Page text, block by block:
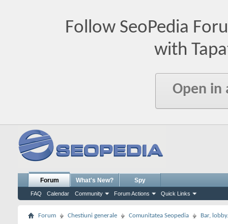
Follow SeoPedia
with
Open in
Forum
FAQ Calendar Community Forum Actions Quick Links
What's New? Spy
Forum Chestiuni generale Comunitatea Seopedia Bar,